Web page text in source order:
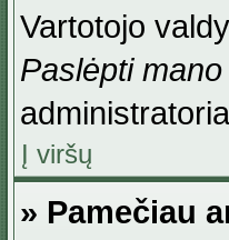
Vartotojo
Paslėpti
Į viršų
» Pamečiau